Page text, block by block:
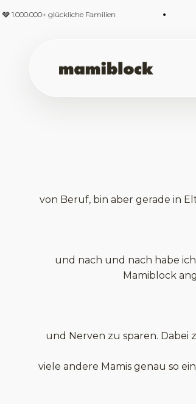
glückliche Familien
mamiblock-Shop
von Beruf, bin aber gerade in
und nach und nach habe
Mamiblock
und Nerven zu sparen. Dabei
viele andere Mamis genau so